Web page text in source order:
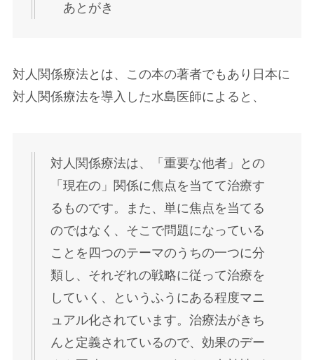
あとがき
対人関係療法とは、この本の著者でもあり日本に
対人関係療法を導入した水島医師によると、
対人関係療法は、「重要な他者」との
「現在の」関係に焦点を当てて治療す
るものです。また、単に焦点を当てる
のではなく、そこで問題になっている
ことを四つのテーマのうちの一つに分
類し、それぞれの戦略に従って治療を
していく、というふうにある程度マニ
ュアル化されています。治療法がきち
んと定義されているので、効果のデー